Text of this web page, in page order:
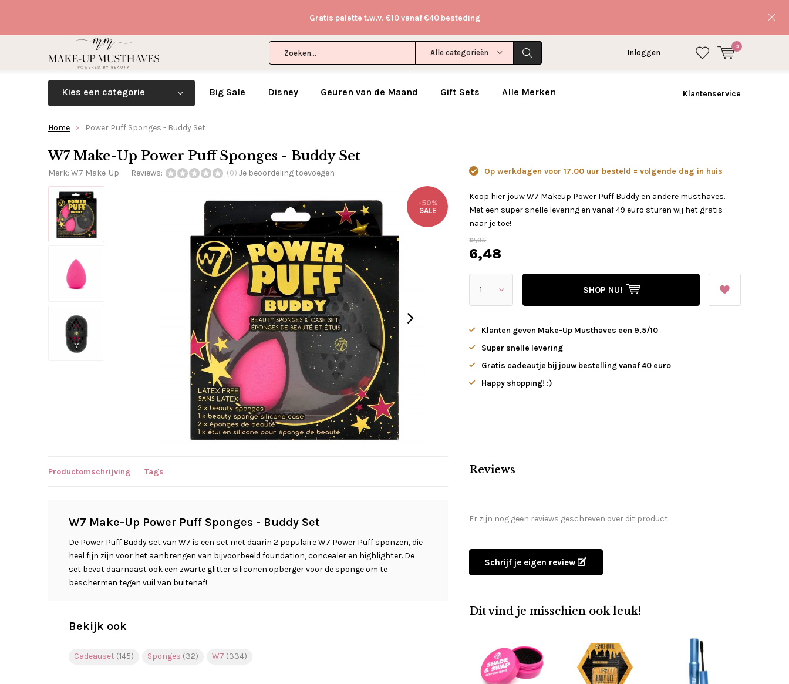
Alle categorieën Inloggen
0
Gratis palette t.w.v. €10 vanaf €40 besteding
Kies een categorie Big Sale Disney Geuren van de Maand Gift Sets Alle Merken Klantenservice
Home Power Puff Sponges - Buddy Set
W7 Make-Up Power Puff Sponges - Buddy Set
Merk: W7 Make-Up Reviews: (0) Je beoordeling toevoegen
-50%
SALE
Op werkdagen voor 17.00 uur besteld = volgende dag in huis
Koop hier jouw W7 Makeup Power Puff Buddy en andere musthaves.
Met een super snelle levering en vanaf 49 euro sturen wij het gratis
naar je toe!
12,95
6,48
SHOP NU!
Klanten geven Make-Up Musthaves een 9,5/10
Super snelle levering
Gratis cadeautje bij jouw bestelling vanaf 40 euro
Happy shopping! :)
Productomschrijving Tags
W7 Make-Up Power Puff Sponges - Buddy Set
De Power Puff Buddy set van W7 is een set met daarin 2 populaire W7 Power Puff sponzen, die
heel fijn zijn voor het aanbrengen van bijvoorbeeld foundation, concealer en highlighter. De
set bevat daarnaast ook een zwarte glitter siliconen opberger voor de sponge om te
beschermen tegen vuil van buitenaf!
Bekijk ook
Cadeauset (145) Sponges (32) W7 (334)
Reviews
Er zijn nog geen reviews geschreven over dit product.
Schrijf je eigen review
Dit vind je misschien ook leuk!